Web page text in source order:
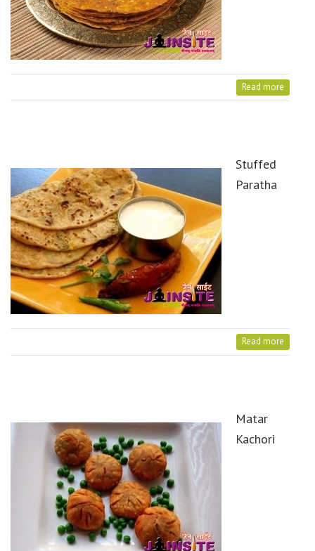
Read more
Stuffed
Paratha
Read more
Matar
Kachori